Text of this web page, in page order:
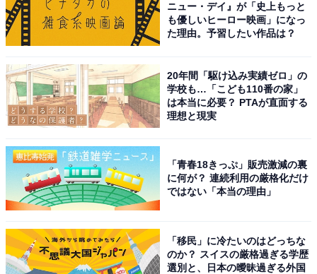
全5種
・ハローキティ
・シナモロール
・コロコロクリリン
・ウサハナ
・マイメロディ
Amazonで見る
ニュー・デイ』が「史上もっと
も優しいヒーロー映画」になっ
た理由。予習したい作品は？
20年間「駆け込み実績ゼロ」の
学校も…「こども110番の家」
は本当に必要？ PTAが直面する
理想と現実
「青春18きっぷ」販売激減の裏
に何が？ 連続利用の厳格化だけ
ではない「本当の理由」
「移民」に冷たいのはどっちな
のか？ スイスの厳格過ぎる学歴
選別と、日本の曖昧過ぎる外国